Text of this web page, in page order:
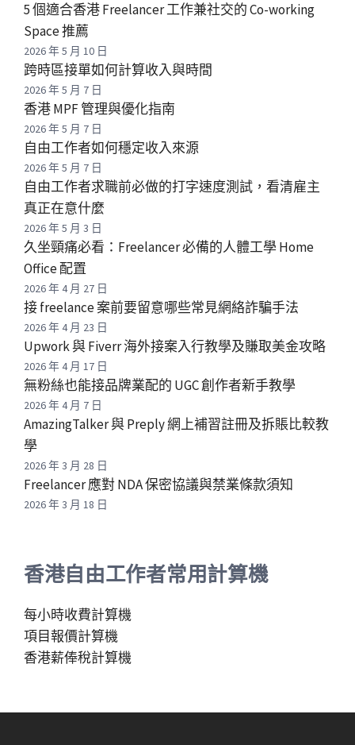
5 個適合香港 Freelancer 工作兼社交的 Co-working
Space 推薦
2026 年 5 月 10 日
跨時區接單如何計算收入與時間
2026 年 5 月 7 日
香港 MPF 管理與優化指南
2026 年 5 月 7 日
自由工作者如何穩定收入來源
2026 年 5 月 7 日
自由工作者求職前必做的打字速度測試，看清雇主
真正在意什麼
2026 年 5 月 3 日
久坐頸痛必看：Freelancer 必備的人體工學 Home
Office 配置
2026 年 4 月 27 日
接 freelance 案前要留意哪些常見網絡詐騙手法
2026 年 4 月 23 日
Upwork 與 Fiverr 海外接案入行教學及賺取美金攻略
2026 年 4 月 17 日
無粉絲也能接品牌業配的 UGC 創作者新手教學
2026 年 4 月 7 日
AmazingTalker 與 Preply 網上補習註冊及拆賬比較教
學
2026 年 3 月 28 日
Freelancer 應對 NDA 保密協議與禁業條款須知
2026 年 3 月 18 日
香港自由工作者常用計算機
每小時收費計算機
項目報價計算機
香港薪俸稅計算機